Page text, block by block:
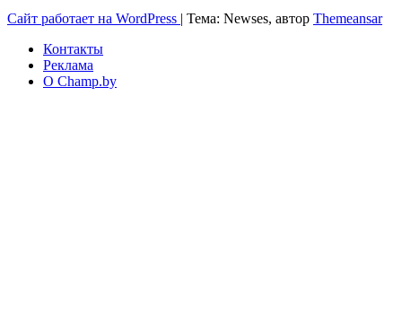
Сайт работает на WordPress | Тема: Newses, автор Themeansar
Контакты
Реклама
О Champ.by